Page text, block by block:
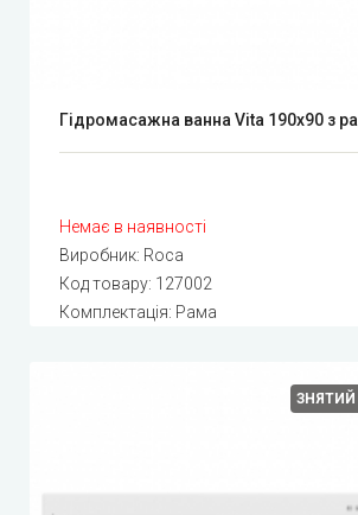
Гідромасажна ванна Vita 190x90 з
Немає в наявності
Виробник: Roca
Код товару: 127002
Комплектація: Рама